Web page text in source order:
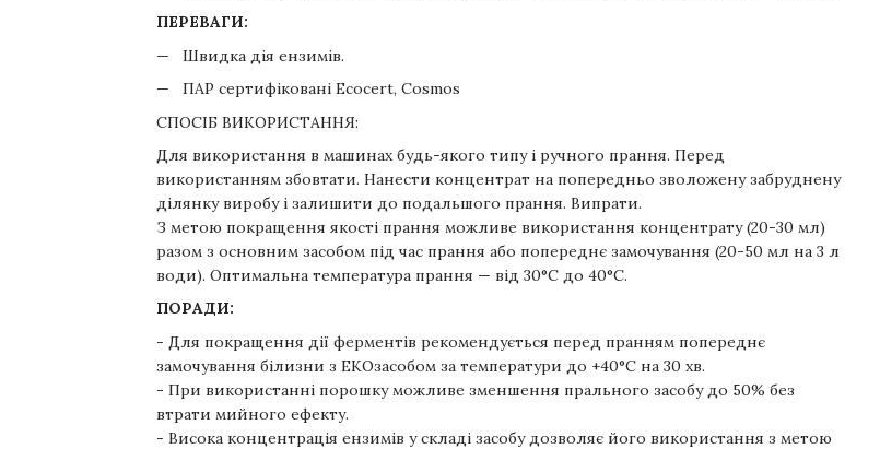
ПЕРЕВАГИ:
Швидка дія ензимів.
ПАР сертифіковані Ecocert, Cosmos
СПОСІБ ВИКОРИСТАННЯ:
Для використання в машинах будь-якого типу і ручного прання. Перед
використанням збовтати. Нанести концентрат на попередньо зволожену забруднену
ділянку виробу і залишити до подальшого прання. Випрати.
З метою покращення якості прання можливе використання концентрату (20-30 мл)
разом з основним засобом під час прання або попереднє замочування (20-50 мл на 3 л
води). Оптимальна температура прання — від 30°С до 40°С.
ПОРАДИ:
- Для покращення дії ферментів рекомендується перед пранням попереднє
замочування білизни з ЕКОзасобом за температури до +40°С на 30 хв.
- При використанні порошку можливе зменшення прального засобу до 50% без
втрати мийного ефекту.
- Висока концентрація ензимів у складі засобу дозволяє його використання з метою